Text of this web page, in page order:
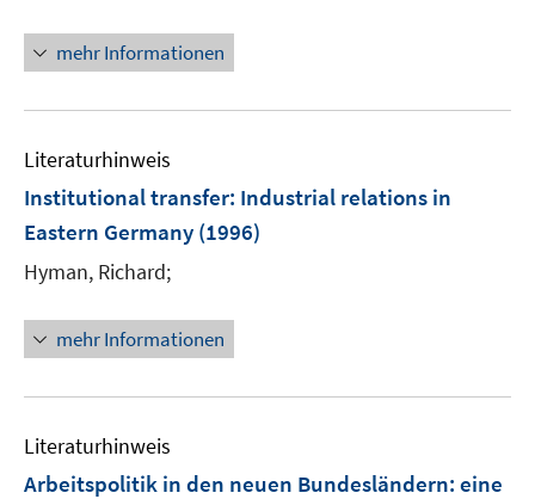
mehr Informationen
Literaturhinweis
Institutional transfer: Industrial relations in
Eastern Germany (1996)
Hyman, Richard;
mehr Informationen
Literaturhinweis
Arbeitspolitik in den neuen Bundesländern: eine